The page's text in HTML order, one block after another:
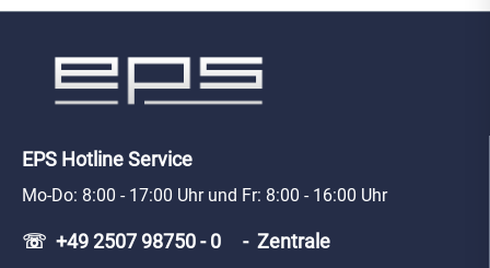
EPS Hotline Service
Mo-Do: 8:00 - 17:00 Uhr und Fr: 8:00 - 16:00 Uhr
☏ +49 2507 98750 - 0 - Zentrale